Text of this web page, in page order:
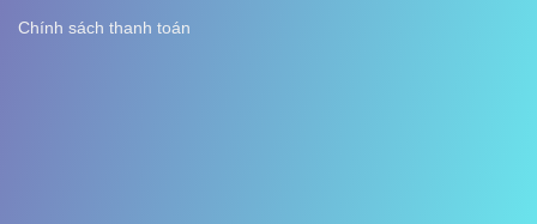
Chính sách thanh toán